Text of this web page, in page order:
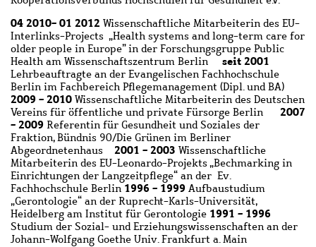
04 2010- 01 2012 Wissenschaftliche Mitarbeiterin des EU-
Interlinks-Projects „Health systems and long-term care for
older people in Europe” in der Forschungsgruppe Public
Health am Wissenschaftszentrum Berlin seit 2001
Lehrbeauftragte an der Evangelischen Fachhochschule
Berlin im Fachbereich Pflegemanagement (Dipl. und BA)
2009 - 2010 Wissenschaftliche Mitarbeiterin des Deutschen
Vereins für öffentliche und private Fürsorge Berlin 2007
- 2009 Referentin für Gesundheit und Soziales der
Fraktion, Bündnis 90/Die Grünen im Berliner
Abgeordnetenhaus
2001 - 2003 Wissenschaftliche
Mitarbeiterin des EU-Leonardo-Projekts „Bechmarking in
Einrichtungen der Langzeitpflege“ an der Ev.
Fachhochschule Berlin 1996 - 1999 Aufbaustudium
„Gerontologie“ an der Ruprecht-Karls-Universität,
Heidelberg am Institut für Gerontologie 1991 - 1996
Studium der Sozial- und Erziehungswissenschaften an der
Johann-Wolfgang Goethe Univ. Frankfurt a. Main